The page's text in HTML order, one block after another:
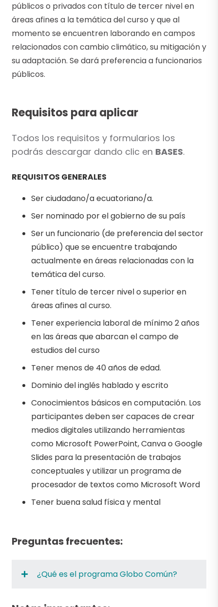
públicos o privados con título de tercer nivel en
áreas afines a la temática del curso y que al
momento se encuentren laborando en campos
relacionados con cambio climático, su mitigación y
su adaptación. Se dará preferencia a funcionarios
públicos.
Requisitos para aplicar
Todos los requisitos y formularios los
podrás descargar dando clic en BASES.
REQUISITOS GENERALES
Ser ciudadano/a ecuatoriano/a.
Ser nominado por el gobierno de su país
Ser un funcionario (de preferencia del sector
público) que se encuentre trabajando
actualmente en áreas relacionadas con la
temática del curso.
Tener título de tercer nivel o superior en
áreas afines al curso.
Tener experiencia laboral de mínimo 2 años
en las áreas que abarcan el campo de
estudios del curso
Tener menos de 40 años de edad.
Dominio del inglés hablado y escrito
Conocimientos básicos en computación. Los
participantes deben ser capaces de crear
medios digitales utilizando herramientas
como Microsoft PowerPoint, Canva o Google
Slides para la presentación de trabajos
conceptuales y utilizar un programa de
procesador de textos como Microsoft Word
Tener buena salud física y mental
Preguntas frecuentes:
¿Qué es el programa Globo Común?